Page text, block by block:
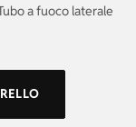
a fuoco laterale